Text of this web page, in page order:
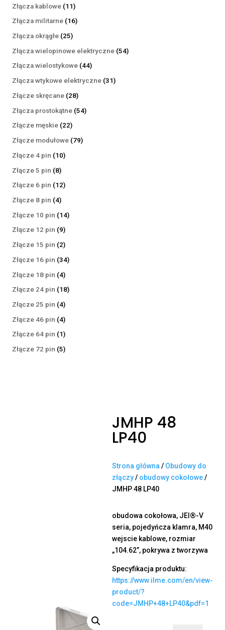
Złącza kablowe 1111
produktów
Złącza militarne 1616
Złącza okrągłe 2525
produktów
Złącza wielopinowe elektryczne 5454
Złącza wielostykowe 4444
produkty
Złącza wtykowe elektryczne 3131
Złącze skręcane 2828
produktów
Złącza prostokątne 5454
Złącze męskie 2222
produkty
Złącze modułowe 7979
Złącze 4 pin 1010
Złącze 5 pin 88
produktów
Złącze 6 pin 1212
Złącze 8 pin 44
produkty
Złącze 10 pin 1414
Złącze 12 pin 99
produktów
Złącze 15 pin 22
produkty
Złącze 16 pin 3434
Złącze 18 pin 44
produkty
Złącze 24 pin 1818
Złącze 25 pin 44
produkty
Złącze 46 pin 44
produkty
Złącze 64 pin 11
produkt
Złącze 72 pin 55
JMHP 48
LP40
Strona główna / Obudowy do
złączy/ obudowy cokołowe/
JMHP 48 LP40
obudowa cokołowa, JEI®-V
seria, pojedyńcza klamra, M40
wejscie kablowe, rozmiar
„104.62”, pokrywa z tworzywa
Specyfikacja produktu:
https://www.ilme.com/en/view-
product/?
code=JMHP+48+LP40&pdf=1